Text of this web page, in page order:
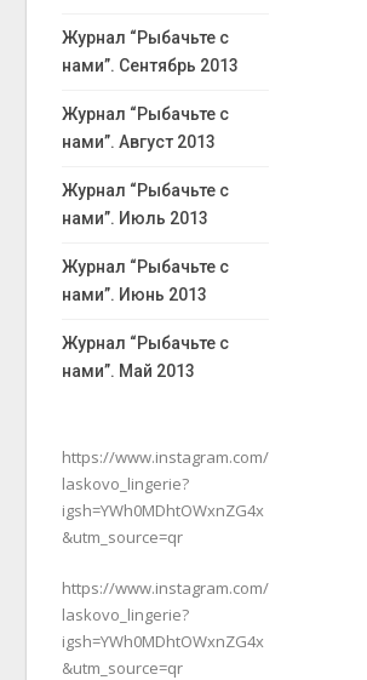
Журнал “Рыбачьте с
нами”. Сентябрь 2013
Журнал “Рыбачьте с
нами”. Август 2013
Журнал “Рыбачьте с
нами”. Июль 2013
Журнал “Рыбачьте с
нами”. Июнь 2013
Журнал “Рыбачьте с
нами”. Май 2013
https://www.instagram.com/
laskovo_lingerie?
igsh=YWh0MDhtOWxnZG4x
&utm_source=qr
https://www.instagram.com/
laskovo_lingerie?
igsh=YWh0MDhtOWxnZG4x
&utm_source=qr